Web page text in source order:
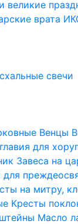
великие
врата
свечи
Венцы
для
Завеса на
для
на митру,
Кресты
Масло